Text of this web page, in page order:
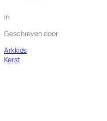
in
Geschreven door
Arkkids
Kerst